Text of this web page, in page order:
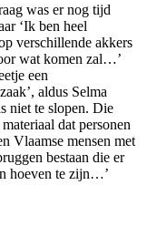
was er nog tijd
‘Ik ben heel
verschillende akkers
wat komen zal…’
een
aldus Selma
niet te slopen. Die
dat personen
Vlaamse mensen met
bestaan die er
hoeven te zijn…’